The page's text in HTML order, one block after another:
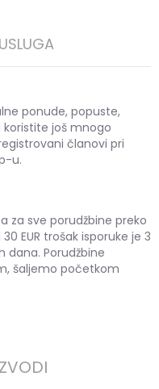
ponude, popuste,
još mnogo
članovi pri
u.
za sve porudžbine preko
EUR trošak isporuke je 3
dana. Porudžbine
šaljemo početkom